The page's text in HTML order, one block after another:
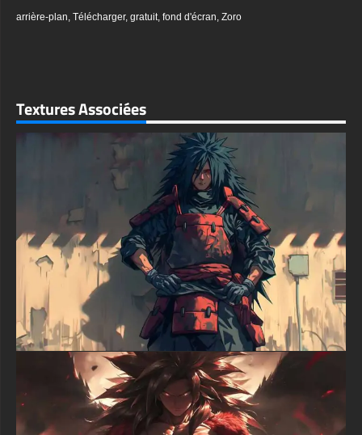
Aucune inscription ni abonnement n'est requis pour télécharger
ce superbe fond d'écran. Les tons orange chauds contrastant
l'intensité de Grand Line directement sur votre appareil.
textures-3d-gratuiteshd.com